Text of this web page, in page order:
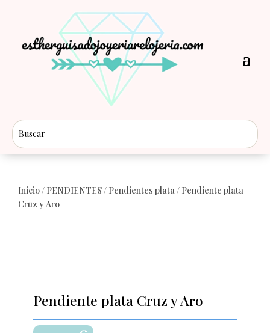
Inicio/ PENDIENTES/ Pendientes plata/ Pendiente plata
Cruz y Aro
Pendiente plata Cruz y Aro